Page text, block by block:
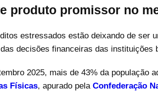
produto promissor no
estressados estão deixando de ser
decisões financeiras das instituições
2025, mais de 43% da população
Físicas, apurado pelaConfederação